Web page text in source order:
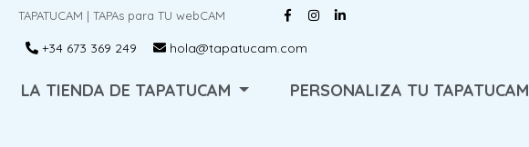
TAPATUCAM | TAPAs para TU webCAM
+34 673 369 249
hola@tapatucam.com
LA TIENDA DE TAPATUCAM PERSONALIZA TU TAPATUCAM